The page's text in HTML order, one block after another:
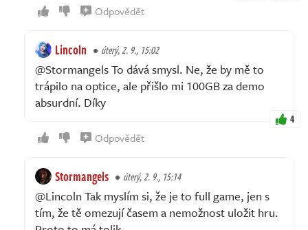
Odpovědět
Lincoln úterý, 2. 9., 15:02
@Stormangels To dává smysl. Ne, že by mě to
trápilo na optice, ale přišlo mi 100GB za demo
absurdní. Díky
4
Odpovědět
Stormangels úterý, 2. 9., 15:14
@Lincoln Tak myslím si, že je to full game, jen s
tím, že tě omezují časem a nemožnost uložit hru.